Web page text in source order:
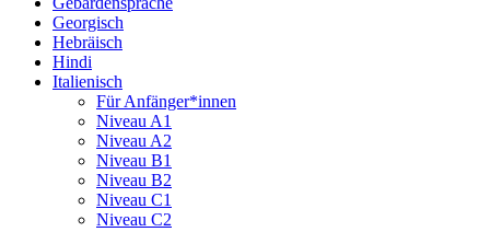
Georgisch
Hebräisch
Hindi
Italienisch
Für Anfänger*innen
Niveau A1
Niveau A2
Niveau B1
Niveau B2
Niveau C1
Niveau C2